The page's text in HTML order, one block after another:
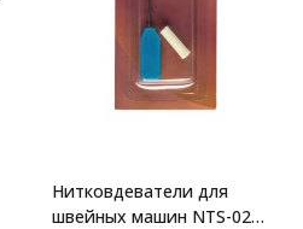
Нитковдеватели для
швейных машин NTS-02